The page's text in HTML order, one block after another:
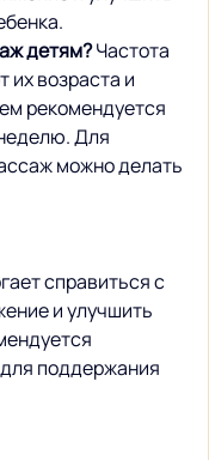
детям? Частота
их возраста и
рекомендуется
Для
можно делать
справиться с
и улучшить
поддержания